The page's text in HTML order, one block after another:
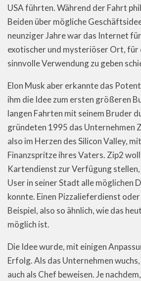
USA führten. Während der Fahrt
Beiden über mögliche
neunziger Jahre war das Internet
exotischer und mysteriöser Ort, für
sinnvolle Verwendung zu geben
Elon Musk aber erkannte das
ihm die Idee zum ersten größeren
langen Fahrten mit seinem Bruder
gründeten 1995 das Unternehmen
also im Herzen des Silicon Valley,
Finanzspritze ihres Vaters. Zip2
Kartendienst zur Verfügung stellen,
User in seiner Stadt alle möglichen
konnte. Einen Pizzalieferdienst
Beispiel, also so ähnlich, wie das
möglich ist.
Die Idee wurde, mit einigen
Erfolg. Als das Unternehmen
auch als Chef beweisen. Je